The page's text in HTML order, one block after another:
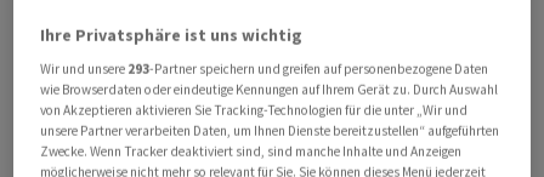
Termine Unternehmen
      DEU Gea Group Pre-Close-Call Q2
      DEU Aumovio Pre-Close-Call Q2
Ihre Privatsphäre ist uns wichtig
Wir und unsere 293-Partner speichern und greifen auf personenbezogene Daten
wie Browserdaten oder eindeutige Kennungen auf Ihrem Gerät zu. Durch Auswahl
von Akzeptieren aktivieren Sie Tracking-Technologien für die unter „Wir und
unsere Partner verarbeiten Daten, um Ihnen Dienste bereitzustellen“ aufgeführten
Zwecke. Wenn Tracker deaktiviert sind, sind manche Inhalte und Anzeigen
möglicherweise nicht mehr so relevant für Sie. Sie können dieses Menü jederzeit